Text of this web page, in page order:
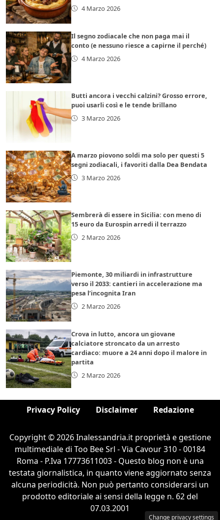
4 Marzo 2026
Il segno zodiacale che non paga mai il
conto (e nessuno riesce a capirne il perché)
4 Marzo 2026
Butti ancora i vecchi calzini? Grosso errore,
puoi usarli così e le tende brillano
3 Marzo 2026
A marzo piovono soldi ma solo per questi 5
segni zodiacali, i favoriti dalla Dea Bendata
3 Marzo 2026
Sembrerà di essere in Sicilia: con meno di
15 euro da Eurospin arredi il terrazzo
2 Marzo 2026
Piemonte, 30 miliardi in infrastrutture
verso il 2033: cantieri in accelerazione ma
pesa l’incognita Iran
2 Marzo 2026
Crova in lutto, ancora un giovane
calciatore stroncato da un arresto
cardiaco: muore a 24 anni dopo il malore in
partita
2 Marzo 2026
Privacy Policy Disclaimer Redazione
Copyright © 2026 Inalessandria.it proprietà e gestione
multimediale di Too Bee Srl - Via Cavour 310 - 00184
Roma - P.Iva 17773611003 - Questo blog non è una
testata giornalistica, in quanto viene aggiornato senza
alcuna periodicità. Non può pertanto considerarsi un
prodotto editoriale ai sensi della legge n. 62 del
07.03.2001
Change privacy settings